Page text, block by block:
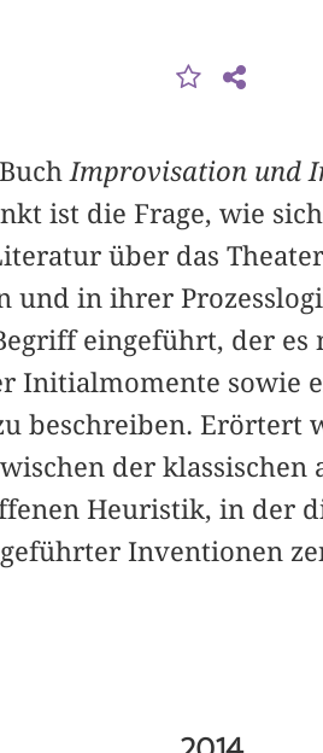
Improvisation und
ist die Frage, wie
über das
und in ihrer
eingeführt, der es
Initialmomente sowie
beschreiben. Erörtert
der
Heuristik, in der
Inventionen